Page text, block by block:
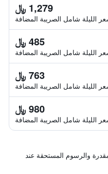
1,279 ﷼
الليلة شامل الصريبة المضافة
485 ﷼
الليلة شامل الصريبة المضافة
763 ﷼
الليلة شامل الصريبة المضافة
980 ﷼
الليلة شامل الصريبة المضافة
والرسوم المستحقة عند